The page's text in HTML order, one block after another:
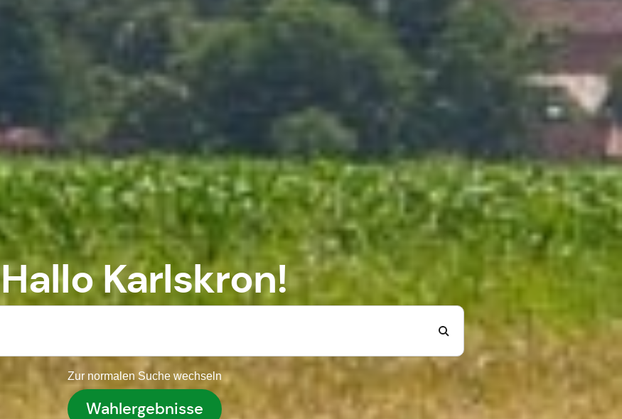
Hallo Karlskron!
Zur normalen Suche wechseln
Wahlergebnisse